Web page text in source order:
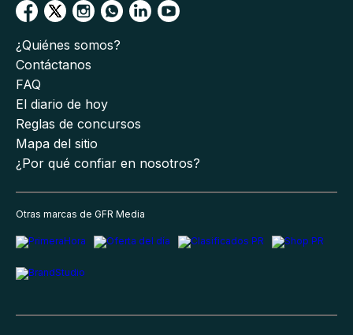
¿Quiénes somos?
Contáctanos
FAQ
El diario de hoy
Reglas de concursos
Mapa del sitio
¿Por qué confiar en nosotros?
Otras marcas de GFR Media